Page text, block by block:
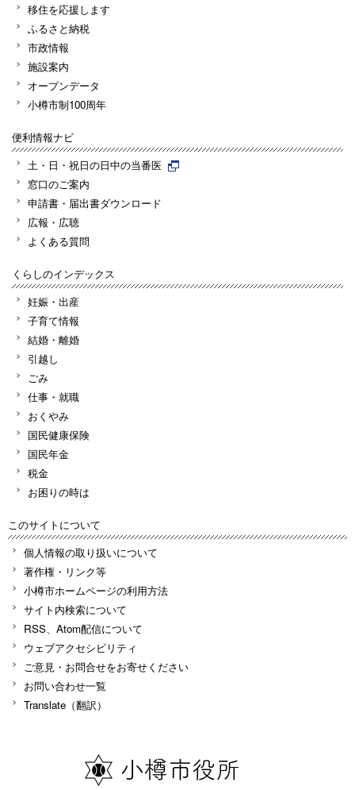
移住を応援します
ふるさと納税
市政情報
施設案内
オープンデータ
小樽市制100周年
便利情報ナビ
土・日・祝日の日中の当番医
窓口のご案内
申請書・届出書ダウンロード
広報・広聴
よくある質問
くらしのインデックス
妊娠・出産
子育て情報
結婚・離婚
引越し
ごみ
仕事・就職
おくやみ
国民健康保険
国民年金
税金
お困りの時は
このサイトについて
個人情報の取り扱いについて
著作権・リンク等
小樽市ホームページの利用方法
サイト内検索について
RSS、Atom配信について
ウェブアクセシビリティ
ご意見・お問合せをお寄せください
お問い合わせ一覧
Translate（翻訳）